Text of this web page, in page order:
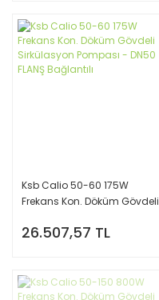
Ksb Calio 50-60 175W
Frekans Kon. Döküm Gövdeli
FLANŞ Bağlantılı
26.507,57 TL